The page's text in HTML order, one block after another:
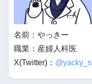
名前：やっきー
職業：産婦人科医
X(Twitter)：